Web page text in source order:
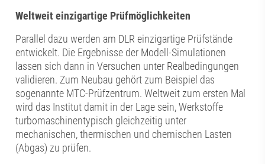
Weltweit einzigartige Prüfmöglichkeiten
Parallel dazu werden am DLR einzigartige Prüfstände
entwickelt. Die Ergebnisse der Modell-Simulationen
lassen sich dann in Versuchen unter Realbedingungen
validieren. Zum Neubau gehört zum Beispiel das
sogenannte MTC-Prüfzentrum. Weltweit zum ersten Mal
wird das Institut damit in der Lage sein, Werkstoffe
turbomaschinentypisch gleichzeitig unter
mechanischen, thermischen und chemischen Lasten
(Abgas) zu prüfen.